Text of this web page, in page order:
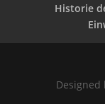
Historie
Designed